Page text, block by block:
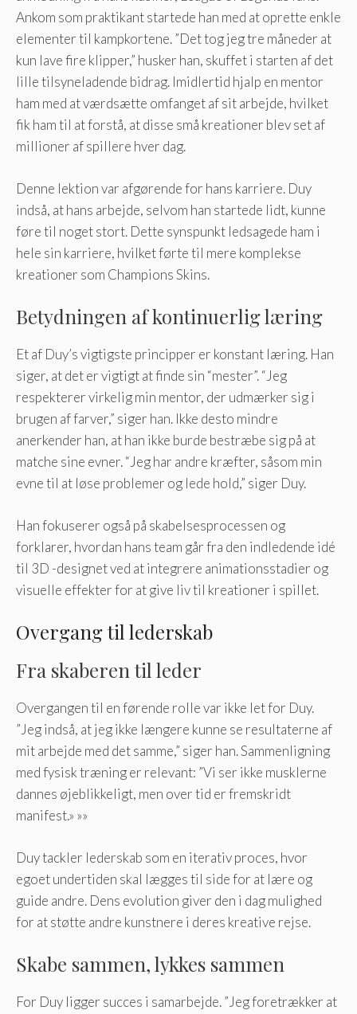
Ankom som praktikant startede han med at oprette enkle
elementer til kampkortene. ”Det tog jeg tre måneder at
kun lave fire klipper,” husker han, skuffet i starten af det
lille tilsyneladende bidrag. Imidlertid hjalp en mentor
ham med at værdsætte omfanget af sit arbejde, hvilket
fik ham til at forstå, at disse små kreationer blev set af
millioner af spillere hver dag.
Denne lektion var afgørende for hans karriere. Duy
indså, at hans arbejde, selvom han startede lidt, kunne
føre til noget stort. Dette synspunkt ledsagede ham i
hele sin karriere, hvilket førte til mere komplekse
kreationer som Champions Skins.
Betydningen af kontinuerlig læring
Et af Duy’s vigtigste principper er konstant læring. Han
siger, at det er vigtigt at finde sin “mester”. “Jeg
respekterer virkelig min mentor, der udmærker sig i
brugen af farver,” siger han. Ikke desto mindre
anerkender han, at han ikke burde bestræbe sig på at
matche sine evner. “Jeg har andre kræfter, såsom min
evne til at løse problemer og lede hold,” siger Duy.
Han fokuserer også på skabelsesprocessen og
forklarer, hvordan hans team går fra den indledende idé
til 3D -designet ved at integrere animationsstadier og
visuelle effekter for at give liv til kreationer i spillet.
Overgang til lederskab
Fra skaberen til leder
Overgangen til en førende rolle var ikke let for Duy.
”Jeg indså, at jeg ikke længere kunne se resultaterne af
mit arbejde med det samme,” siger han. Sammenligning
med fysisk træning er relevant: ”Vi ser ikke musklerne
dannes øjeblikkeligt, men over tid er fremskridt
manifest.» »»
Duy tackler lederskab som en iterativ proces, hvor
egoet undertiden skal lægges til side for at lære og
guide andre. Dens evolution giver den i dag mulighed
for at støtte andre kunstnere i deres kreative rejse.
Skabe sammen, lykkes sammen
For Duy ligger succes i samarbejde. ”Jeg foretrækker at